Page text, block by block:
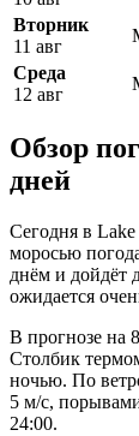
Вторник
11 авг
Среда
12 авг
Обзор
дней
Сегодня в Lake
моросью
днём и дойдёт
ожидается
В прогнозе на
Столбик
ночью. По
5 м/с,
24:00.